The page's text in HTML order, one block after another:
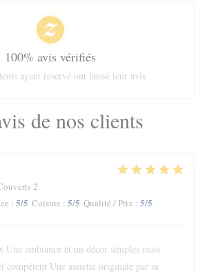
de nos clients
2
: 5/5 Cuisine : 5/5 Qualité / Prix : 5/5
Une ambiance et un décor simples mais
compétent Une assiette originale par sa
100% avis vérifiés
ayant réservé ont laissé leur avis